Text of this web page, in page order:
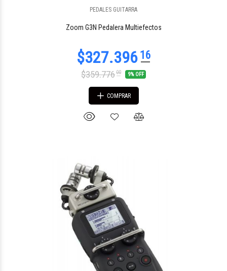
PEDALES GUITARRA
Zoom G3N Pedalera Multiefectos
$359.77600 9% OFF
COMPRAR